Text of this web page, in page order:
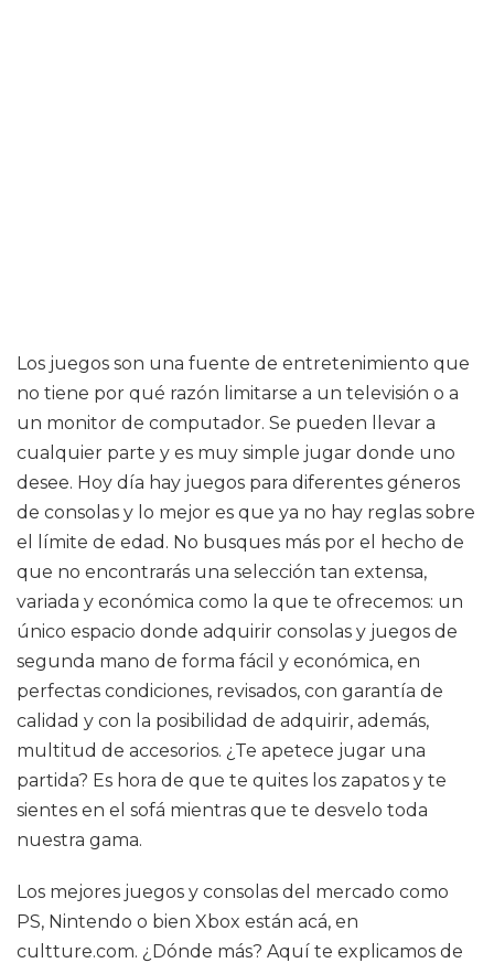
Los juegos son una fuente de entretenimiento que
no tiene por qué razón limitarse a un televisión o a
un monitor de computador. Se pueden llevar a
cualquier parte y es muy simple jugar donde uno
desee. Hoy día hay juegos para diferentes géneros
de consolas y lo mejor es que ya no hay reglas sobre
el límite de edad. No busques más por el hecho de
que no encontrarás una selección tan extensa,
variada y económica como la que te ofrecemos: un
único espacio donde adquirir consolas y juegos de
segunda mano de forma fácil y económica, en
perfectas condiciones, revisados, con garantía de
calidad y con la posibilidad de adquirir, además,
multitud de accesorios. ¿Te apetece jugar una
partida? Es hora de que te quites los zapatos y te
sientes en el sofá mientras que te desvelo toda
nuestra gama.
Los mejores juegos y consolas del mercado como
PS, Nintendo o bien Xbox están acá, en
cultture.com. ¿Dónde más? Aquí te explicamos de